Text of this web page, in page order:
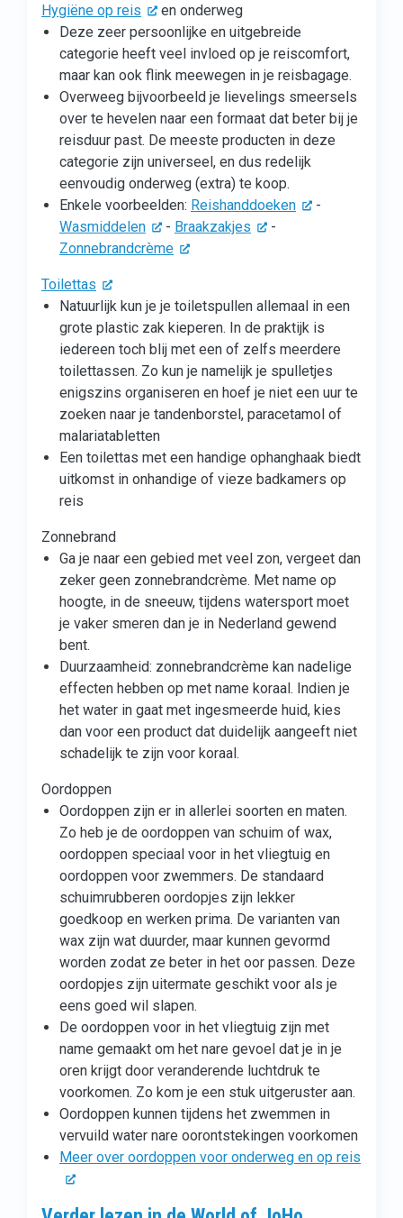
Hygiëne op reis
en onderweg
Deze zeer persoonlijke en uitgebreide
categorie heeft veel invloed op je reiscomfort,
maar kan ook flink meewegen in je reisbagage.
Overweeg bijvoorbeeld je lievelings smeersels
over te hevelen naar een formaat dat beter bij je
reisduur past. De meeste producten in deze
categorie zijn universeel, en dus redelijk
eenvoudig onderweg (extra) te koop.
Enkele voorbeelden: Reishanddoeken
-
Wasmiddelen
- Braakzakjes
-
Zonnebrandcrème
Toilettas
Natuurlijk kun je je toiletspullen allemaal in een
grote plastic zak kieperen. In de praktijk is
iedereen toch blij met een of zelfs meerdere
toilettassen. Zo kun je namelijk je spulletjes
enigszins organiseren en hoef je niet een uur te
zoeken naar je tandenborstel, paracetamol of
malariatabletten
Een toilettas met een handige ophanghaak biedt
uitkomst in onhandige of vieze badkamers op
reis
Zonnebrand
Ga je naar een gebied met veel zon, vergeet dan
zeker geen zonnebrandcrème. Met name op
hoogte, in de sneeuw, tijdens watersport moet
je vaker smeren dan je in Nederland gewend
bent.
Duurzaamheid: zonnebrandcrème kan nadelige
effecten hebben op met name koraal. Indien je
het water in gaat met ingesmeerde huid, kies
dan voor een product dat duidelijk aangeeft niet
schadelijk te zijn voor koraal.
Oordoppen
Oordoppen zijn er in allerlei soorten en maten.
Zo heb je de oordoppen van schuim of wax,
oordoppen speciaal voor in het vliegtuig en
oordoppen voor zwemmers. De standaard
schuimrubberen oordopjes zijn lekker
goedkoop en werken prima. De varianten van
wax zijn wat duurder, maar kunnen gevormd
worden zodat ze beter in het oor passen. Deze
oordopjes zijn uitermate geschikt voor als je
eens goed wil slapen.
De oordoppen voor in het vliegtuig zijn met
name gemaakt om het nare gevoel dat je in je
oren krijgt door veranderende luchtdruk te
voorkomen. Zo kom je een stuk uitgeruster aan.
Oordoppen kunnen tijdens het zwemmen in
vervuild water nare oorontstekingen voorkomen
Meer over oordoppen voor onderweg en op reis